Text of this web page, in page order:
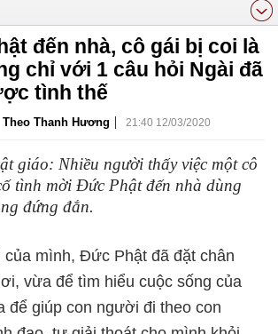
đến nhà, cô gái bị coi là
chỉ với 1 câu hỏi Ngài đã
tình thế
Theo Thanh Hương | 21:40 12/03/2020
giáo: Nhiều người thấy việc một cô
tình mời Đức Phật đến nhà dùng
đứng đắn.
của mình, Đức Phật đã đặt chân
vừa để tìm hiểu cuộc sống của
để giúp con người đi theo con